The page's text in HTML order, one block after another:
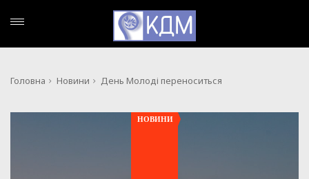
Головна Новини День Молоді переноситься
НОВИНИ